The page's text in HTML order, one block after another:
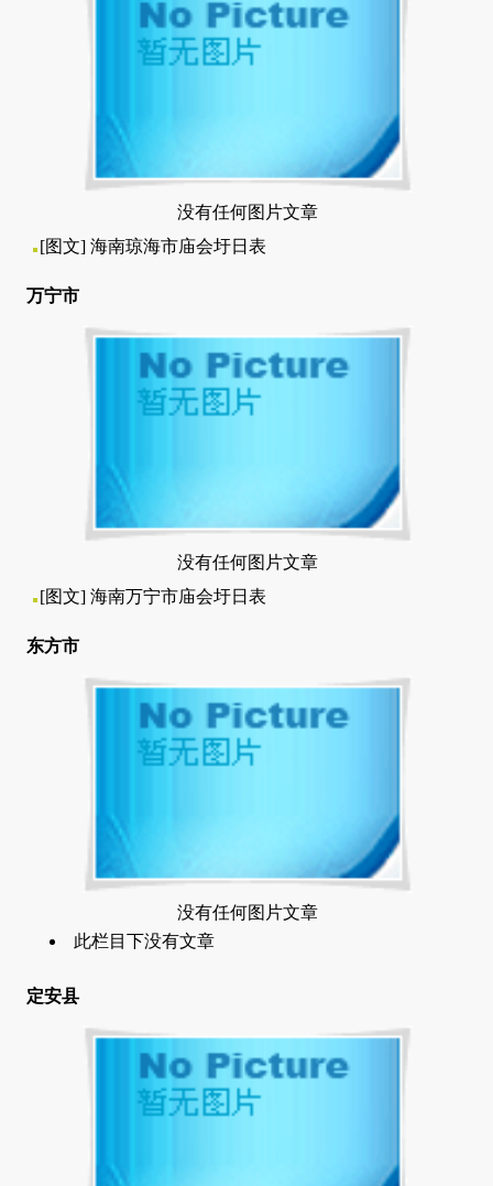
没有任何图片文章
[图文] 海南琼海市庙会圩日表
万宁市
没有任何图片文章
[图文] 海南万宁市庙会圩日表
东方市
没有任何图片文章
此栏目下没有文章
定安县